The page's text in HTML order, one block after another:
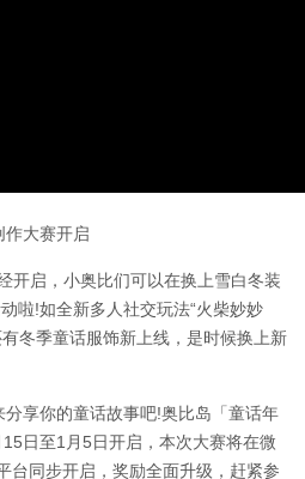
作大赛开启
启，小奥比们可以在换上雪白冬装
啦!如全新多人社交玩法“火柴妙妙
有冬季童话服饰新上线，是时候换上新
你的童话故事吧!奥比岛「童话年
日至1月5日开启，本次大赛将在微
台同步开启，奖励全面升级，赶紧参